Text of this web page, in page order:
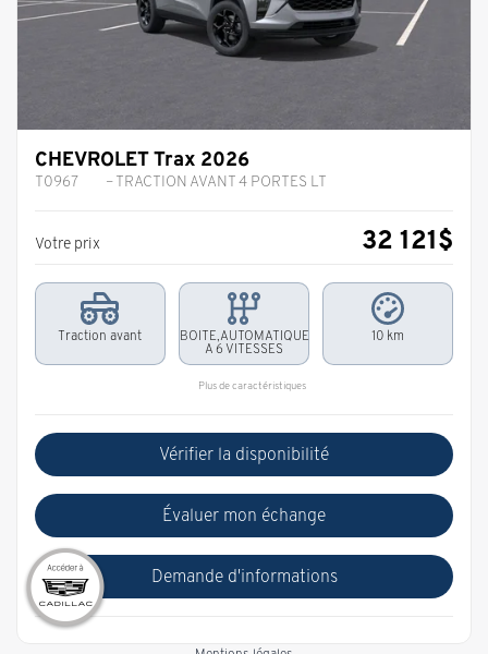
CHEVROLET Trax 2026
T0967 – TRACTION AVANT 4 PORTES LT
Votre prix 32 121$
Traction avant
BOITE,AUTOMATIQUE
A 6 VITESSES
10 km
Plus de caractéristiques
Vérifier la disponibilité
Évaluer mon échange
Demande d'informations